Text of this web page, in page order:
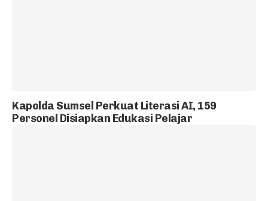
Kapolda Sumsel Perkuat Literasi AI, 159
Personel Disiapkan Edukasi Pelajar